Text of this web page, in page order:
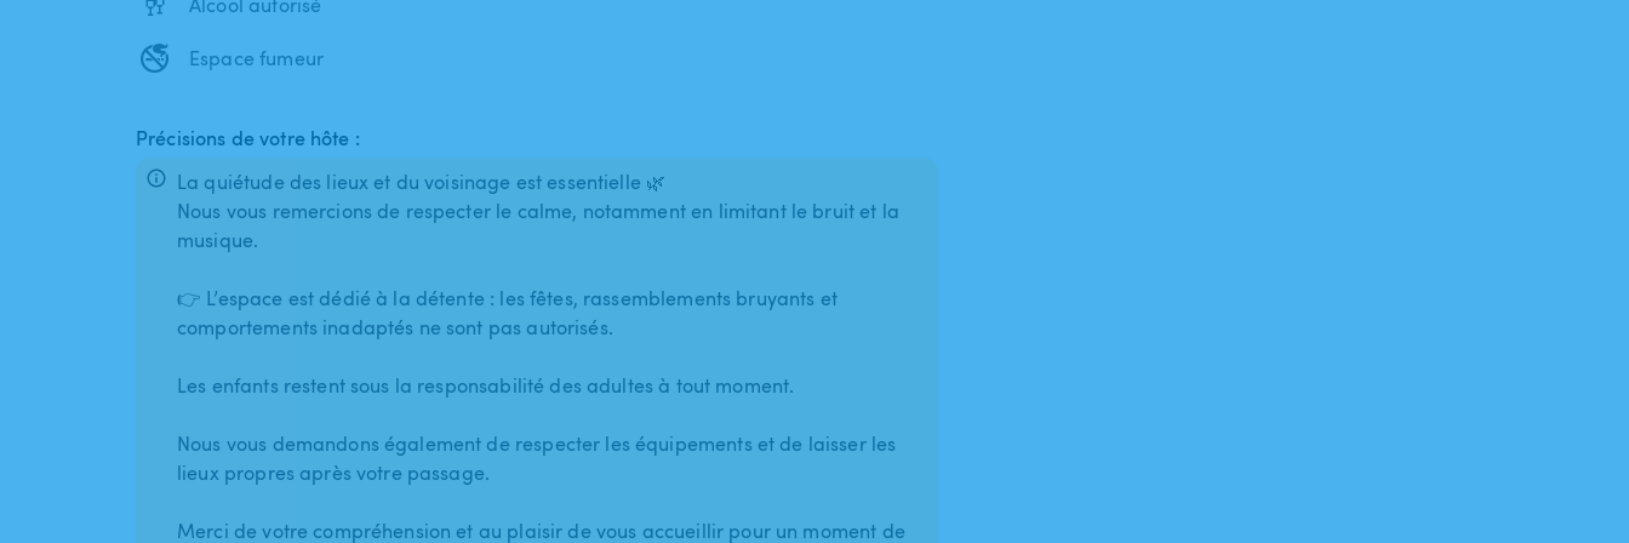
🚭 Espace fumeur
Précisions de votre hôte :
La quiétude des lieux et du voisinage est essentielle 🌿
Nous vous remercions de respecter le calme, notamment en limitant le bruit et la
musique.
👉 L’espace est dédié à la détente : les fêtes, rassemblements bruyants et
comportements inadaptés ne sont pas autorisés.
Les enfants restent sous la responsabilité des adultes à tout moment.
Nous vous demandons également de respecter les équipements et de laisser les
lieux propres après votre passage.
Merci de votre compréhension et au plaisir de vous accueillir pour un moment de